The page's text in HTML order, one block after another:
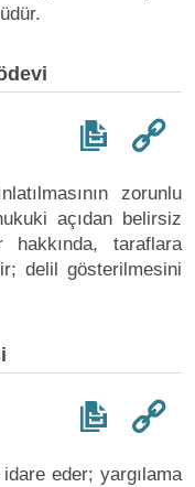
zorunlu
açıdan belirsiz
taraflara
delil gösterilmesini
eder; yargılama